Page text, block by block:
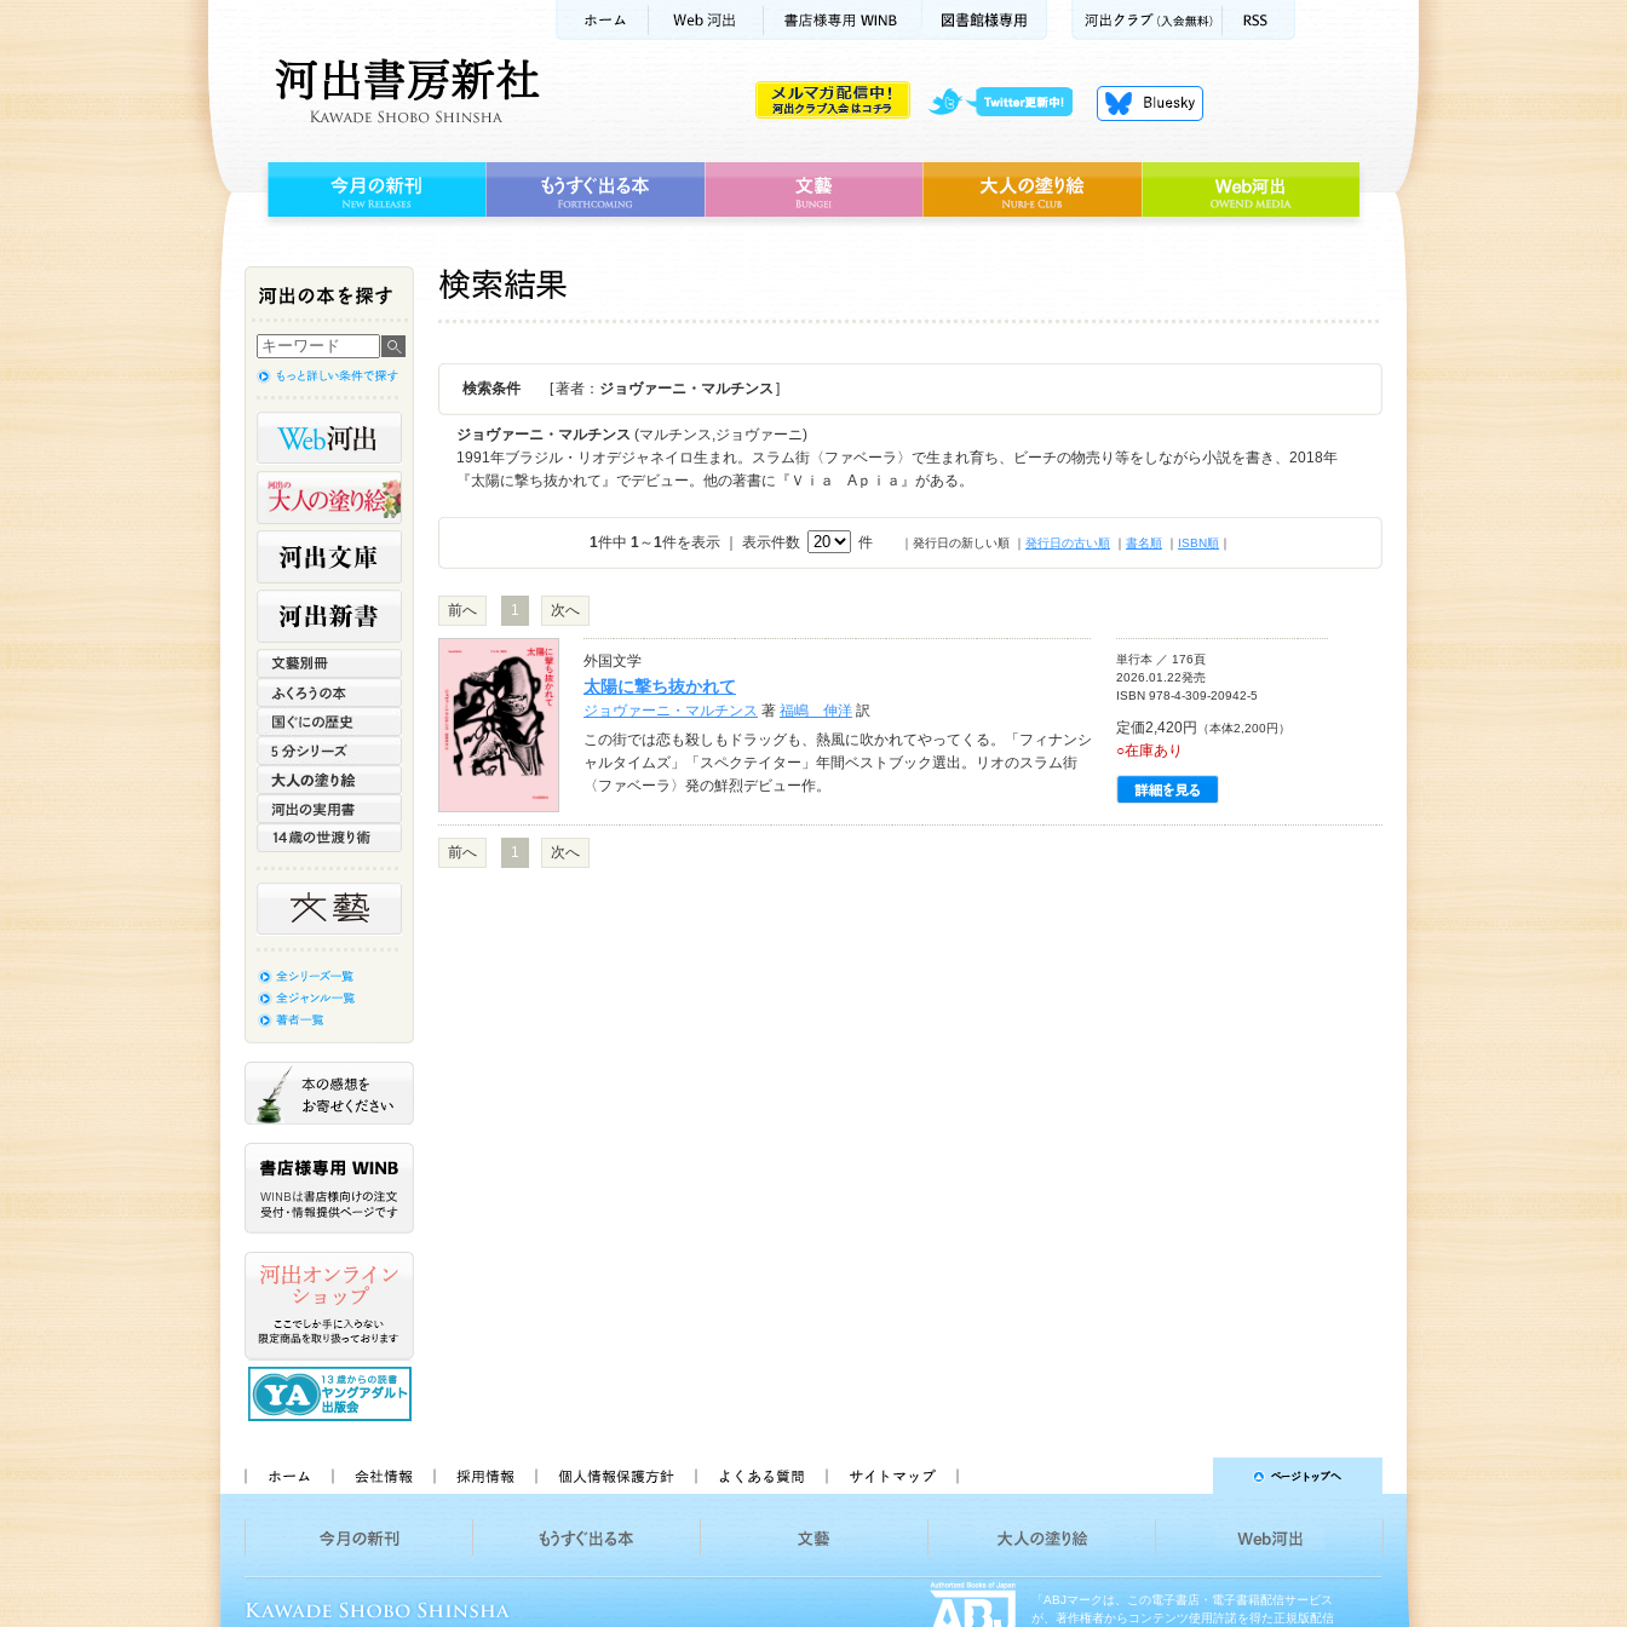
検索条件 [ 著者： ジョヴァーニ・マルチンス ]
ジョヴァーニ・マルチンス (マルチンス,ジョヴァーニ)
1991年ブラジル・リオデジャネイロ生まれ。スラム街〈ファベーラ〉で生まれ育ち、ビーチの物売り等をしながら小説を書き、2018年
『太陽に撃ち抜かれて』でデビュー。他の著書に『Ｖｉａ Aｐｉａ』がある。
1件中 1～1件を表示 ｜ 表示件数 件 ｜発行日の新しい順 ｜ 発行日の古い順 ｜ 書名順 ｜ ISBN順 ｜
前へ 1 次へ
外国文学
太陽に撃ち抜かれて
ジョヴァーニ・マルチンス 著 福嶋 伸洋 訳
この街では恋も殺しもドラッグも、熱風に吹かれてやってくる。「フィナンシ
ャルタイムズ」「スペクテイター」年間ベストブック選出。リオのスラム街
〈ファベーラ〉発の鮮烈デビュー作。
単行本 ／ 176頁
2026.01.22発売
ISBN 978-4-309-20942-5
定価2,420円 （本体2,200円）
○在庫あり
前へ 1 次へ
「ABJマークは、この電子書店・電子書籍配信サービス
が、著作権者からコンテンツ使用許諾を得た正規版配信